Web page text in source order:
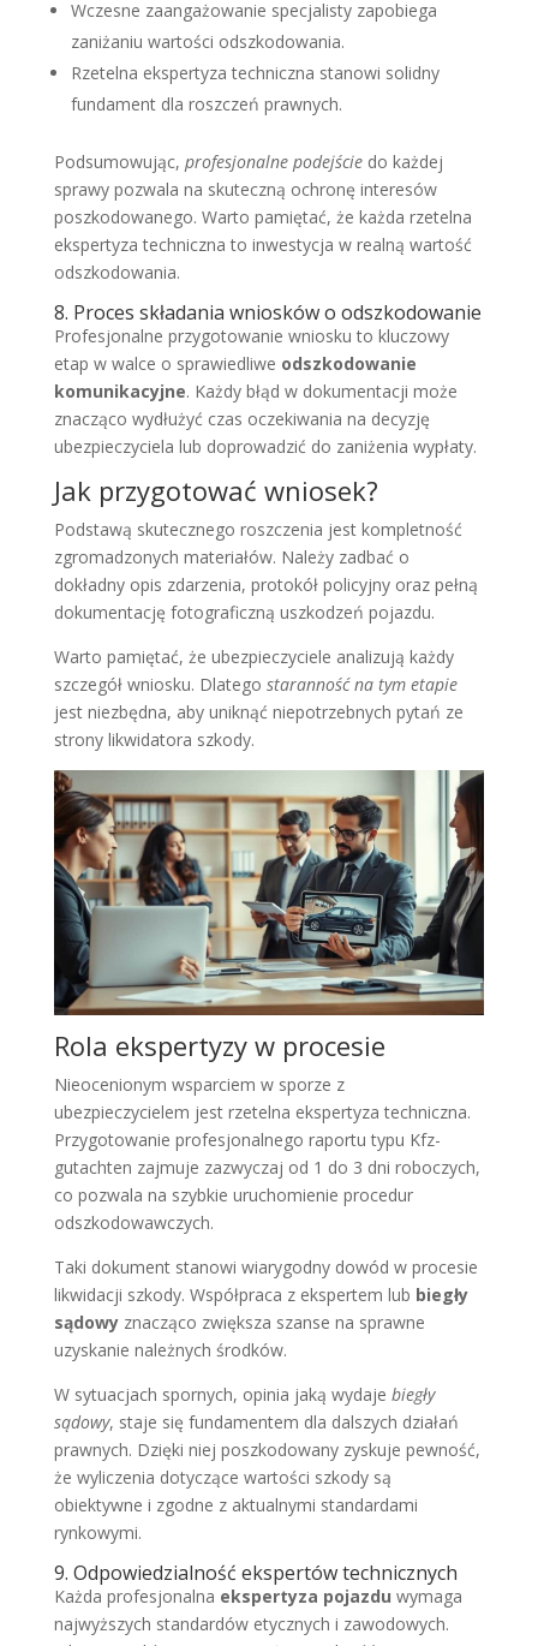
Wczesne zaangażowanie specjalisty zapobiega
zaniżaniu wartości odszkodowania.
Rzetelna ekspertyza techniczna stanowi solidny
fundament dla roszczeń prawnych.
Podsumowując, profesjonalne podejściedo każdej
sprawy pozwala na skuteczną ochronę interesów
poszkodowanego. Warto pamiętać, że każda rzetelna
ekspertyza techniczna to inwestycja w realną wartość
odszkodowania.
8. Proces składania wniosków o odszkodowanie
Profesjonalne przygotowanie wniosku to kluczowy
etap w walce o sprawiedliwe odszkodowanie
komunikacyjne. Każdy błąd w dokumentacji może
znacząco wydłużyć czas oczekiwania na decyzję
ubezpieczyciela lub doprowadzić do zaniżenia wypłaty.
Jak przygotować wniosek?
Podstawą skutecznego roszczenia jest kompletność
zgromadzonych materiałów. Należy zadbać o
dokładny opis zdarzenia, protokół policyjny oraz pełną
dokumentację fotograficzną uszkodzeń pojazdu.
Warto pamiętać, że ubezpieczyciele analizują każdy
szczegół wniosku. Dlatego staranność na tym etapie
jest niezbędna, aby uniknąć niepotrzebnych pytań ze
strony likwidatora szkody.
Rola ekspertyzy w procesie
Nieocenionym wsparciem w sporze z
ubezpieczycielem jest rzetelna ekspertyza techniczna.
Przygotowanie profesjonalnego raportu typu Kfz-
gutachten zajmuje zazwyczaj od 1 do 3 dni roboczych,
co pozwala na szybkie uruchomienie procedur
odszkodowawczych.
Taki dokument stanowi wiarygodny dowód w procesie
likwidacji szkody. Współpraca z ekspertem lub biegły
sądowyznacząco zwiększa szanse na sprawne
uzyskanie należnych środków.
W sytuacjach spornych, opinia jaką wydaje biegły
sądowy, staje się fundamentem dla dalszych działań
prawnych. Dzięki niej poszkodowany zyskuje pewność,
że wyliczenia dotyczące wartości szkody są
obiektywne i zgodne z aktualnymi standardami
rynkowymi.
9. Odpowiedzialność ekspertów technicznych
Każda profesjonalna ekspertyza pojazdu wymaga
najwyższych standardów etycznych i zawodowych.